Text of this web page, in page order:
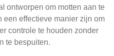
ontworpen om motten aan te
een effectieve manier zijn om
controle te houden zonder
te bespuiten.